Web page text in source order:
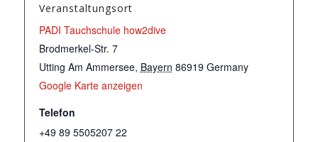
Veranstaltungsort
PADI Tauchschule how2dive
Brodmerkel-Str. 7
Utting Am Ammersee, Bayern 86919 Germany
Google Karte anzeigen
Telefon
+49 89 5505207 22